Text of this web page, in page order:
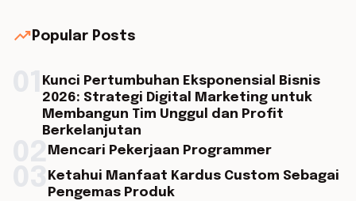
trending_up Popular Posts
Kunci Pertumbuhan Eksponensial Bisnis
2026: Strategi Digital Marketing untuk
Membangun Tim Unggul dan Profit
Berkelanjutan
Mencari Pekerjaan Programmer
Ketahui Manfaat Kardus Custom Sebagai
Pengemas Produk